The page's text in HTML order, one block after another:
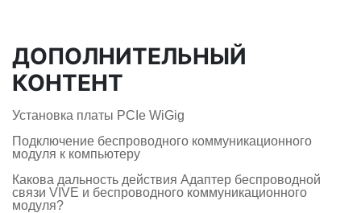
ДОПОЛНИТЕЛЬНЫЙ
КОНТЕНТ
Установка платы PCIe WiGig
Подключение беспроводного коммуникационного
модуля к компьютеру
Какова дальность действия Адаптер беспроводной
связи VIVE и беспроводного коммуникационного
модуля?